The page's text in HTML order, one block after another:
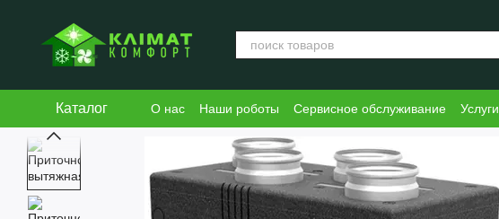
Каталог О нас Наши роботы Сервисное обслуживание Услуги
Блог
Пользовательское соглашение